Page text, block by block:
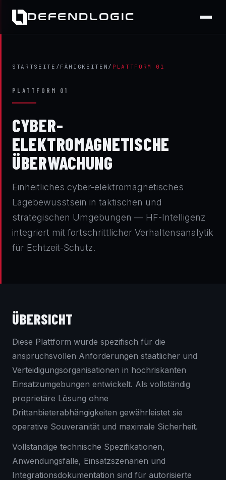
DEFENDLOGIC
STARTSEITE / FÄHIGKEITEN / PLATTFORM 01
PLATTFORM 01
CYBER-
ELEKTROMAGNETISCHE
ÜBERWACHUNG
Einheitliches cyber-elektromagnetisches
Lagebewusstsein in taktischen und
strategischen Umgebungen — HF-Intelligenz
integriert mit fortschrittlicher Verhaltensanalytik
für Echtzeit-Schutz.
ÜBERSICHT
Diese Plattform wurde spezifisch für die
anspruchsvollen Anforderungen staatlicher und
Verteidigungsorganisationen in hochriskanten
Einsatzumgebungen entwickelt. Als vollständig
proprietäre Lösung ohne
Drittanbieterabhängigkeiten gewährleistet sie
operative Souveränität und maximale Sicherheit.
Vollständige technische Spezifikationen,
Anwendungsfälle, Einsatzszenarien und
Integrationsdokumentation sind für autorisierte